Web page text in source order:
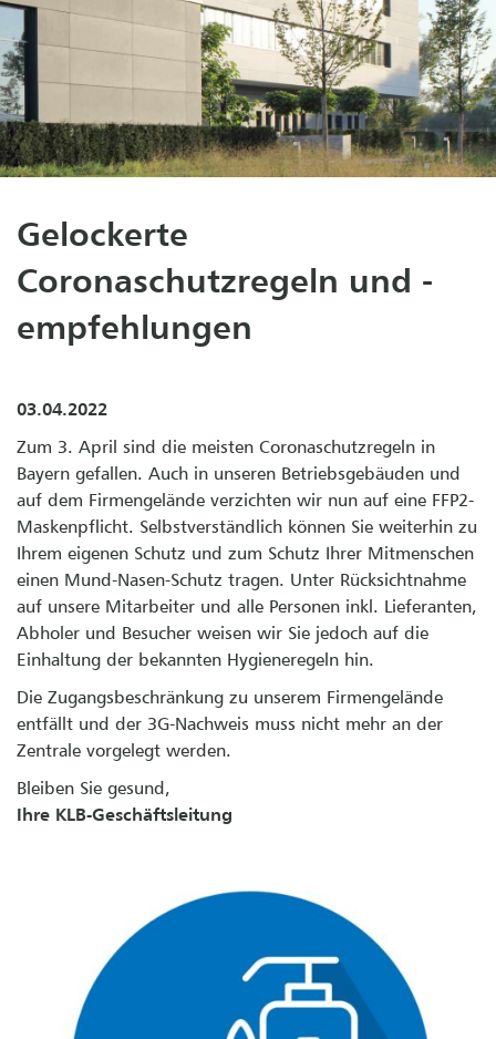
Gelockerte
Coronaschutzregeln und -
empfehlungen
03.04.2022
Zum 3. April sind die meisten Coronaschutzregeln in
Bayern gefallen. Auch in unseren Betriebsgebäuden und
auf dem Firmengelände verzichten wir nun auf eine FFP2-
Maskenpflicht. Selbstverständlich können Sie weiterhin zu
Ihrem eigenen Schutz und zum Schutz Ihrer Mitmenschen
einen Mund-Nasen-Schutz tragen. Unter Rücksichtnahme
auf unsere Mitarbeiter und alle Personen inkl. Lieferanten,
Abholer und Besucher weisen wir Sie jedoch auf die
Einhaltung der bekannten Hygieneregeln hin.
Die Zugangsbeschränkung zu unserem Firmengelände
entfällt und der 3G-Nachweis muss nicht mehr an der
Zentrale vorgelegt werden.
Bleiben Sie gesund,
Ihre KLB-Geschäftsleitung